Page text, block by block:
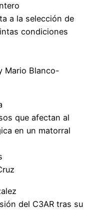
a la selección de
condiciones
Mario Blanco-
que afectan al
en un matorral
del C3AR tras su